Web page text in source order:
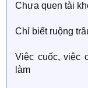
Chưa quen tài
Chỉ biết ruộng
Việc cuốc, việc
làm